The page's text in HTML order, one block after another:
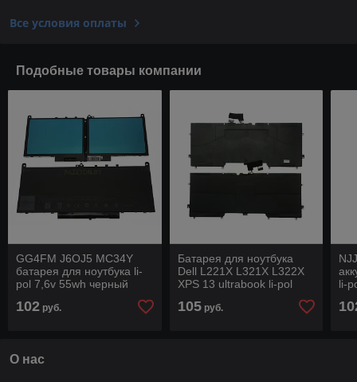
Все условия оплаты
Подобные товары компании
GG4FM J6OJ5 MC34Y
батарея для ноутбука li-
pol 7,6v 55wh черный
102 руб.
Батарея для ноутбука
Dell L221X L321X L322X
XPS 13 ultrabook li-pol
105руб.
li-
О нас